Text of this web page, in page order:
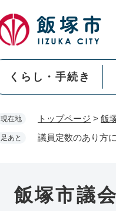
くらし・手続き
現在地 トップページ > 飯
足あと 議員定数のあり方
飯塚市議会